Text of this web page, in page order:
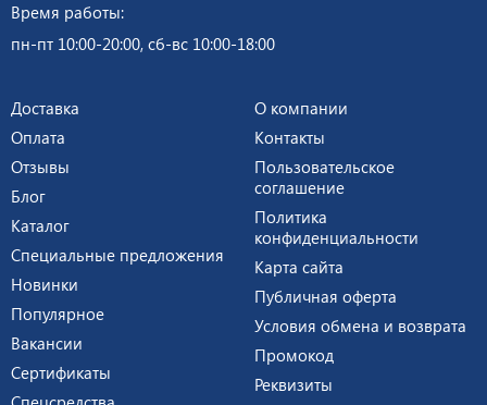
Время работы:
пн-пт 10:00-20:00, сб-вс 10:00-18:00
Доставка
Оплата
Отзывы
Блог
Каталог
Специальные предложения
Новинки
Популярное
Вакансии
Сертификаты
О компании
Контакты
Пользовательское
соглашение
Политика
конфиденциальности
Карта сайта
Публичная оферта
Условия обмена и возврата
Промокод
Реквизиты